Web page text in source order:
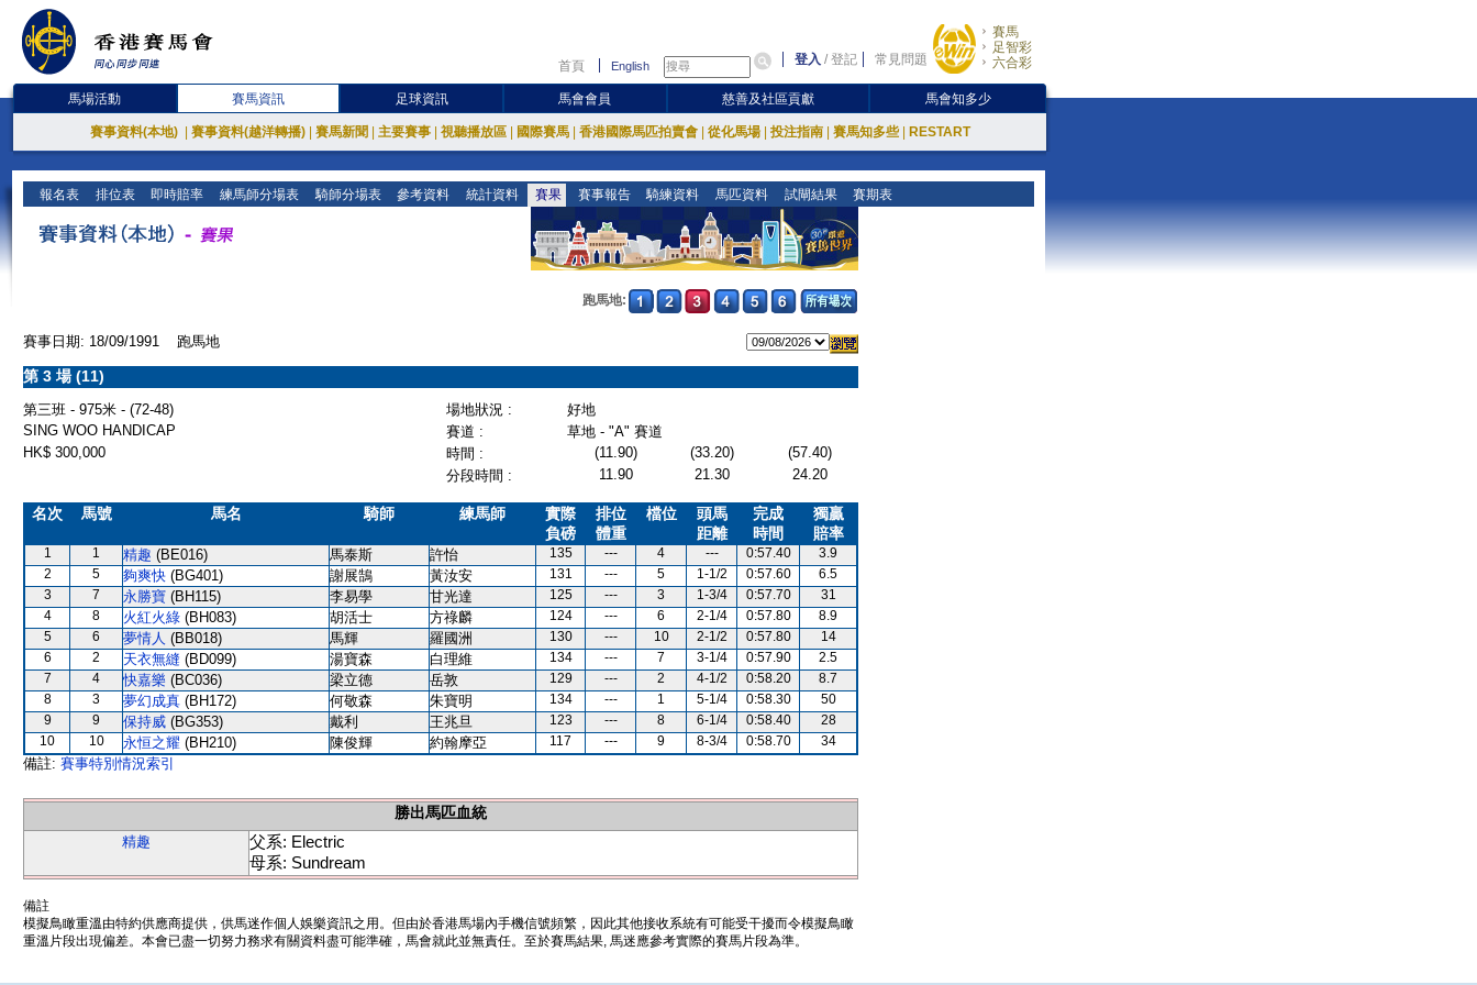
首頁 English 登入 /登記 常見問題
賽馬
足智彩
六合彩
馬場活動 賽馬資訊 足球資訊 馬會會員 慈善及社區貢獻 馬會知多少
賽事資料(本地) 賽事資料(越洋轉播) 賽馬新聞 主要賽事 視聽播放區 國際賽馬 香港國際馬匹拍賣會 從化馬場 投注指南 賽馬知多些 RESTART
報名表 排位表 即時賠率 練馬師分場表 騎師分場表 參考資料 統計資料 賽果 賽事報告 騎練資料 馬匹資料 試閘結果 賽期表
跑馬地:
賽事日期: 18/09/1991 跑馬地
第 3 場 (11)
第三班 - 975米 - (72-48) 場地狀況 :
好地
SING WOO HANDICAP
賽道 :
草地 - "A" 賽道
HK$ 300,000
時間 : (11.90) (33.20)
(57.40)
分段時間 :
11.90 21.30 24.20
名次 馬號 馬名 騎師 練馬師
實際
負磅
排位
體重
檔位
頭馬
距離
完成
時間
獨贏
賠率
1 1 精趣 (BE016) 馬泰斯 許怡 135 --- 4 --- 0:57.40
3.9
2
5 夠爽快 (BG401) 謝展鵠 黃汝安 131 --- 5 1-1/2 0:57.60
6.5
3
7 永勝寶 (BH115) 李易學 甘光達 125 --- 3 1-3/4 0:57.70
31
4
8 火紅火綠 (BH083) 胡活士 方祿麟 124 --- 6 2-1/4 0:57.80
8.9
5
6 夢情人 (BB018) 馬輝 羅國洲 130 --- 10 2-1/2 0:57.80
14
6
2 天衣無縫 (BD099) 湯寶森 白理維 134 --- 7 3-1/4 0:57.90
2.5
7
4 快嘉樂 (BC036) 梁立德 岳敦 129 --- 2 4-1/2 0:58.20
8.7
8
3 夢幻成真 (BH172) 何敬森 朱寶明 134 --- 1 5-1/4 0:58.30
50
9
9 保持威 (BG353) 戴利 王兆旦 123 --- 8 6-1/4 0:58.40
28
10
10 永恒之耀 (BH210) 陳俊輝 約翰摩亞 117 --- 9 8-3/4 0:58.70 34
備註: 賽事特別情況索引
勝出馬匹血統
精趣
父系: Electric
母系: Sundream
備註
模擬鳥瞰重溫由特約供應商提供，供馬迷作個人娛樂資訊之用。但由於香港馬場內手機信號頻繁，因此其他接收系統有可能受干擾而令模擬鳥瞰
重溫片段出現偏差。本會已盡一切努力務求有關資料盡可能準確，馬會就此並無責任。至於賽馬結果, 馬迷應參考實際的賽馬片段為準。